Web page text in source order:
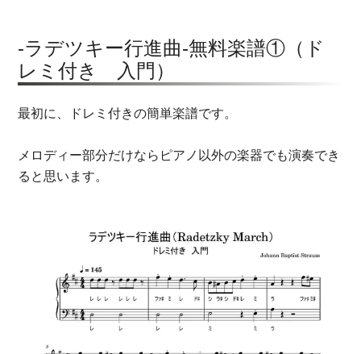
-ラデツキー行進曲-無料楽譜①（ド
レミ付き 入門）
最初に、ドレミ付きの簡単楽譜です。
メロディー部分だけならピアノ以外の楽器でも演奏でき
ると思います。